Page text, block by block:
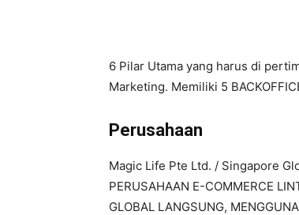
6 Pilar Utama yang harus di
Marketing. Memiliki 5
Perusahaan
Magic Life Pte Ltd. / Singapore
PERUSAHAAN E-COMMERCE
GLOBAL LANGSUNG,